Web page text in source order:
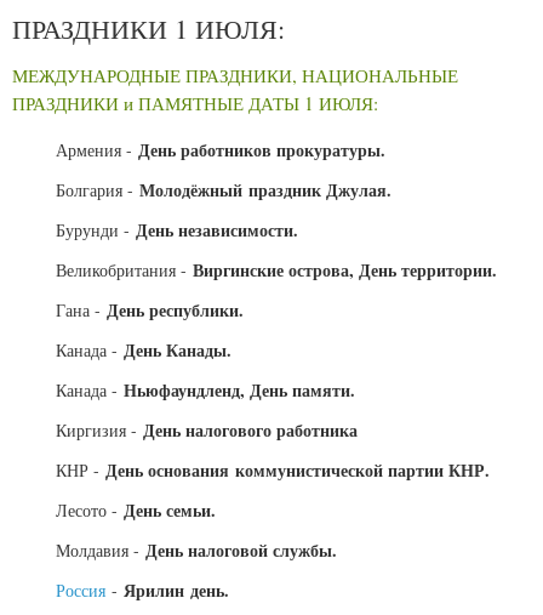
ПРАЗДНИКИ 1 ИЮЛЯ:
МЕЖДУНАРОДНЫЕ ПРАЗДНИКИ, НАЦИОНАЛЬНЫЕ
ПРАЗДНИКИ и ПАМЯТНЫЕ ДАТЫ 1 ИЮЛЯ:
Армения - День работников прокуратуры.
Болгария - Молодёжный праздник Джулая.
Бурунди - День независимости.
Великобритания - Виргинские острова, День территории.
Гана - День республики.
Канада - День Канады.
Канада - Ньюфаундленд, День памяти.
Киргизия - День налогового работника
КНР - День основания коммунистической партии КНР.
Лесото - День семьи.
Молдавия - День налоговой службы.
Россия - Ярилин день.